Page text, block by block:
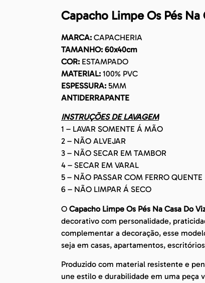
Capacho Limpe Os Pés Na
MARCA: CAPACHERIA
TAMANHO: 60x40cm
COR: ESTAMPADO
MATERIAL: 100% PVC
ESPESSURA: 5MM
ANTIDERRAPANTE
INSTRUÇÕES DE LAVAGEM
1 – LAVAR SOMENTE Á MÃO
2 – NÃO ALVEJAR
3 – NÃO SECAR EM TAMBOR
4 – SECAR EM VARAL
5 – NÃO PASSAR COM FERRO QUENTE
6 – NÃO LIMPAR Á SECO
O Capacho Limpe Os Pés Na Casa Do
decorativo com personalidade,
complementar a decoração, esse
seja em casas, apartamentos,
Produzido com material resistente e
une estilo e durabilidade em uma peça